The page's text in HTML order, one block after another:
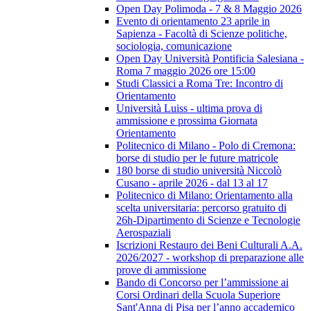
Open Day Polimoda - 7 & 8 Maggio 2026
Evento di orientamento 23 aprile in
Sapienza - Facoltà di Scienze politiche,
sociologia, comunicazione
Open Day Università Pontificia Salesiana -
Roma 7 maggio 2026 ore 15:00
Studi Classici a Roma Tre: Incontro di
Orientamento
Università Luiss - ultima prova di
ammissione e prossima Giornata
Orientamento
Politecnico di Milano - Polo di Cremona:
borse di studio per le future matricole
180 borse di studio università Niccolò
Cusano - aprile 2026 - dal 13 al 17
Politecnico di Milano: Orientamento alla
scelta universitaria: percorso gratuito di
26h-Dipartimento di Scienze e Tecnologie
Aerospaziali
Iscrizioni Restauro dei Beni Culturali A.A.
2026/2027 - workshop di preparazione alle
prove di ammissione
Bando di Concorso per l’ammissione ai
Corsi Ordinari della Scuola Superiore
Sant'Anna di Pisa per l’anno accademico